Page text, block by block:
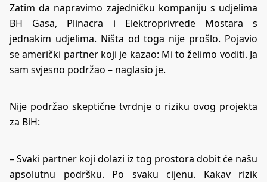
Zatim da napravimo zajedničku kompaniju s udjelima
BH Gasa, Plinacra i Elektroprivrede Mostara s
jednakim udjelima. Ništa od toga nije prošlo. Pojavio
se američki partner koji je kazao: Mi to želimo voditi. Ja
sam svjesno podržao – naglasio je.
Nije podržao skeptične tvrdnje o riziku ovog projekta
za BiH:
– Svaki partner koji dolazi iz tog prostora dobit će našu
apsolutnu podršku. Po svaku cijenu. Kakav rizik